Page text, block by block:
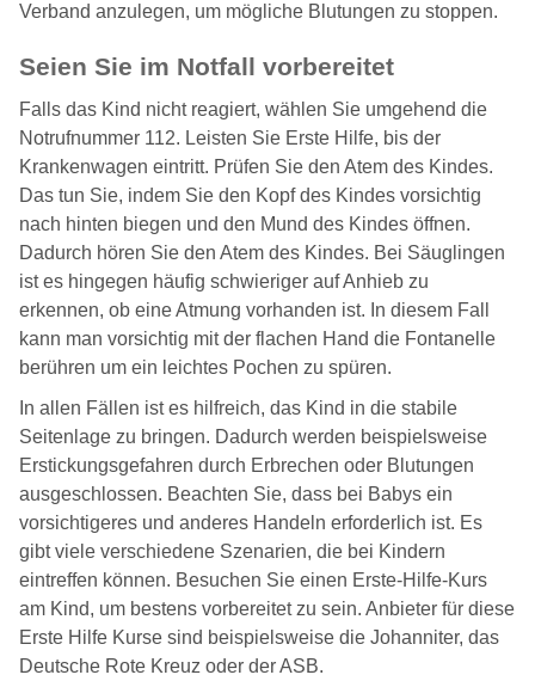
Verband anzulegen, um mögliche Blutungen zu stoppen.
Seien Sie im Notfall vorbereitet
Falls das Kind nicht reagiert, wählen Sie umgehend die
Notrufnummer 112. Leisten Sie Erste Hilfe, bis der
Krankenwagen eintritt. Prüfen Sie den Atem des Kindes.
Das tun Sie, indem Sie den Kopf des Kindes vorsichtig
nach hinten biegen und den Mund des Kindes öffnen.
Dadurch hören Sie den Atem des Kindes. Bei Säuglingen
ist es hingegen häufig schwieriger auf Anhieb zu
erkennen, ob eine Atmung vorhanden ist. In diesem Fall
kann man vorsichtig mit der flachen Hand die Fontanelle
berühren um ein leichtes Pochen zu spüren.
In allen Fällen ist es hilfreich, das Kind in die stabile
Seitenlage zu bringen. Dadurch werden beispielsweise
Erstickungsgefahren durch Erbrechen oder Blutungen
ausgeschlossen. Beachten Sie, dass bei Babys ein
vorsichtigeres und anderes Handeln erforderlich ist. Es
gibt viele verschiedene Szenarien, die bei Kindern
eintreffen können. Besuchen Sie einen Erste-Hilfe-Kurs
am Kind, um bestens vorbereitet zu sein. Anbieter für diese
Erste Hilfe Kurse sind beispielsweise die Johanniter, das
Deutsche Rote Kreuz oder der ASB.